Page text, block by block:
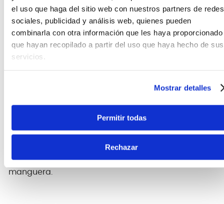
el uso que haga del sitio web con nuestros partners de redes
sociales, publicidad y análisis web, quienes pueden
combinarla con otra información que les haya proporcionado
que hayan recopilado a partir del uso que haya hecho de sus
servicios.
Mostrar detalles
Permitir todas
Rechazar
Melódica Baldassare QM32 de 32 teclas
Esta espectacular melódica de color negro
que es liviano, facil de transportar y bien sencillo. Al
su propio estuche de transporte y dos boquillas
intercambiables, una corta y rígida y otra larga tipo
manguera.